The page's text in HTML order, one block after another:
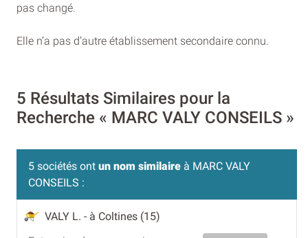
pas changé.
Elle n’a pas d’autre établissement secondaire connu.
5 Résultats Similaires pour la
Recherche « MARC VALY CONSEILS »
5 sociétés ont un nom similaire à MARC VALY
CONSEILS :
VALY L. - à Coltines (15)